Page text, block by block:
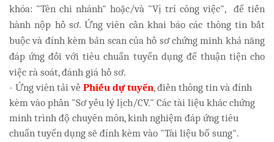
khóa: "Tên chi nhánh" hoặc/và "Vị trí công việc", để tiến
hành nộp hồ sơ. Ứng viên cần khai báo các thông tin bắt
buộc và đính kèm bản scan của hồ sơ chứng minh khả năng
đáp ứng đối với tiêu chuẩn tuyển dụng để thuận tiện cho
việc rà soát, đánh giá hồ sơ.
- Ứng viên tải về Phiếu dự tuyển, điền thông tin và đính
kèm vào phần "Sơ yếu lý lịch/CV." Các tài liệu khác chứng
minh trình độ chuyên môn, kinh nghiệm đáp ứng tiêu
chuẩn tuyển dụng sẽ đính kèm vào "Tài liệu bổ sung".